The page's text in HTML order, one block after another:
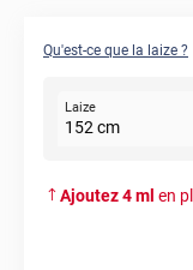
Qu'est-ce que la laize ?
Laize
152 cm
Ajoutez4ml en